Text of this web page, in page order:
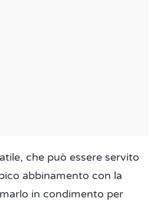
che può essere servito
abbinamento con la
in condimento per